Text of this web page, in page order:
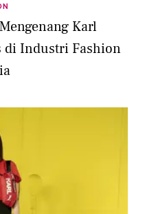
Karl
di Industri Fashion